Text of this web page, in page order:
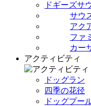
ドギーズサ
サウ
アク
ファ
カー
アクティビティ
ドッグラン
四季の花径
ドッグプー